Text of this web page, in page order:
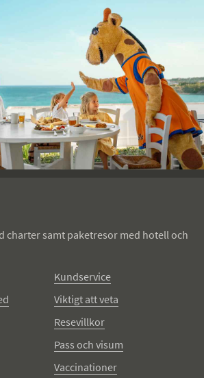
charter samt paketresor med hotell och
Kundservice
Viktigt att veta
Resevillkor
Pass och visum
Vaccinationer